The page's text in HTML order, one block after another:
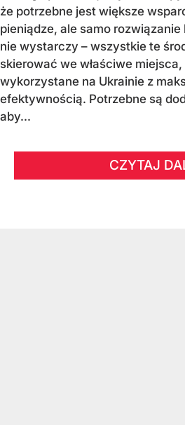
że potrzebne jest większe
pieniądze, ale samo
nie wystarczy – wszystkie te
skierować we właściwe miejsca,
wykorzystane na Ukrainie z
efektywnością. Potrzebne są
aby...
CZYTAJ